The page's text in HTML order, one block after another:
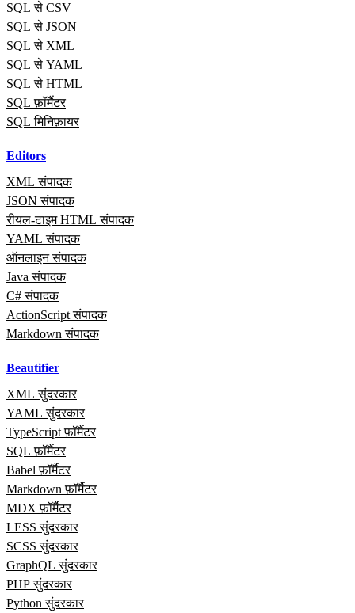
SQL से CSV
SQL से JSON
SQL से XML
SQL से YAML
SQL से HTML
SQL फ़ॉर्मैटर
SQL मिनिफ़ायर
Editors
XML संपादक
JSON संपादक
रीयल‑टाइम HTML संपादक
YAML संपादक
ऑनलाइन संपादक
Java संपादक
C# संपादक
ActionScript संपादक
Markdown संपादक
Beautifier
XML सुंदरकार
YAML सुंदरकार
TypeScript फ़ॉर्मैटर
SQL फ़ॉर्मैटर
Babel फ़ॉर्मैटर
Markdown फ़ॉर्मैटर
MDX फ़ॉर्मैटर
LESS सुंदरकार
SCSS सुंदरकार
GraphQL सुंदरकार
PHP सुंदरकार
Python सुंदरकार